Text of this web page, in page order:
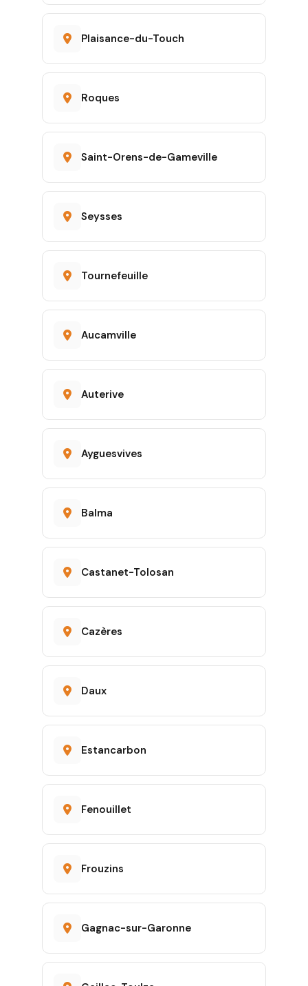
Plaisance-du-Touch
Roques
Saint-Orens-de-Gameville
Seysses
Tournefeuille
Aucamville
Auterive
Ayguesvives
Balma
Castanet-Tolosan
Cazères
Daux
Estancarbon
Fenouillet
Frouzins
Gagnac-sur-Garonne